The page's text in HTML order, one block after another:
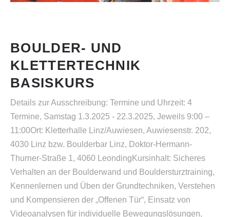
BOULDER- UND
KLETTERTECHNIK
BASISKURS
Details zur Ausschreibung: Termine und Uhrzeit: 4
Termine, Samstag 1.3.2025 - 22.3.2025, Jeweils 9:00 –
11:00Ort: Kletterhalle Linz/Auwiesen, Auwiesenstr. 202,
4030 Linz bzw. Boulderbar Linz, Doktor-Hermann-
Thurner-Straße 1, 4060 LeondingKursinhalt: Sicheres
Verhalten an der Boulderwand und Bouldersturztraining,
Kennenlernen und Üben der Grundtechniken, Verstehen
und Kompensieren der „Offenen Tür“, Einsatz von
Videoanalysen für individuelle Bewegungslösungen,